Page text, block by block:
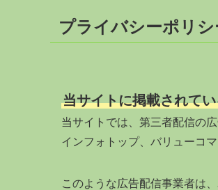
プライバシーポリ
当サイトに掲載されて
当サイトでは、第三者配信の
インフォトップ、バリューコ
このような広告配信事業者は